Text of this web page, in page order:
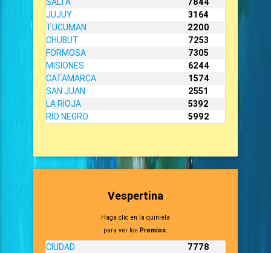
JUJUY
3164
TUCUMAN
2200
CHUBUT
7253
FORMOSA
7305
MISIONES
6244
CATAMARCA
1574
SAN JUAN
2551
LA RIOJA
5392
RÍO NEGRO
5992
Vespertina
Haga clic en la quiniela
para ver los Premios.
CIUDAD
7778